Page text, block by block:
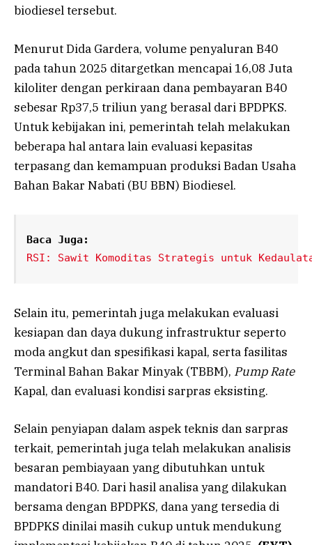
biodiesel tersebut.
Menurut Dida Gardera, volume penyaluran B40
pada tahun 2025 ditargetkan mencapai 16,08 Juta
kiloliter dengan perkiraan dana pembayaran B40
sebesar Rp37,5 triliun yang berasal dari BPDPKS.
Untuk kebijakan ini, pemerintah telah melakukan
beberapa hal antara lain evaluasi kepasitas
terpasang dan kemampuan produksi Badan Usaha
Bahan Bakar Nabati (BU BBN) Biodiesel.
Baca Juga:
RSI: Sawit Komoditas Strategis untuk
Selain itu, pemerintah juga melakukan evaluasi
kesiapan dan daya dukung infrastruktur seperto
moda angkut dan spesifikasi kapal, serta fasilitas
Terminal Bahan Bakar Minyak (TBBM), Pump Rate
Kapal, dan evaluasi kondisi sarpras eksisting.
Selain penyiapan dalam aspek teknis dan sarpras
terkait, pemerintah juga telah melakukan analisis
besaran pembiayaan yang dibutuhkan untuk
mandatori B40. Dari hasil analisa yang dilakukan
bersama dengan BPDPKS, dana yang tersedia di
BPDPKS dinilai masih cukup untuk mendukung